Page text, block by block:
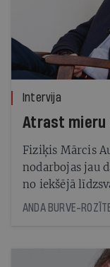
Intervija
Atrast mieru
Fiziķis Mārcis
nodarbojas jau
no iekšējā
šobrīd
ANDA BURVE-